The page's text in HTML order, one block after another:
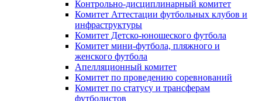
Контрольно-дисциплинарный комитет
Комитет Аттестации футбольных клубов и
инфраструктуры
Комитет Детско-юношеского футбола
Комитет мини-футбола, пляжного и
женского футбола
Апелляционный комитет
Комитет по проведению соревнований
Комитет по статусу и трансферам
футболистов